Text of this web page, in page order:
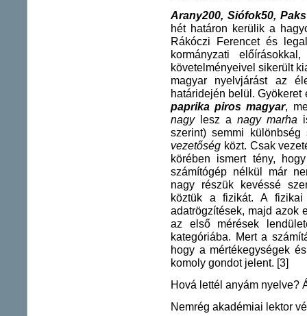
Arany200, Siófok50,
hét határon kerülik a
Rákóczi Ferencet és
kormányzati
követelményeivel sikerült
magyar nyelvjárást az
határidején belül. Gyökeret
paprika piros magyar,
nagylesz a nagy marha
szerint) semmi
vezetőség közt. Csak
körében ismert tény,
számítógép nélkül már
nagy részük kevéssé
köztük a fizikát. A fizikai
adatrögzítések, majd azok
az első mérések
kategóriába. Mert a
hogy a mértékegységek
komoly gondot jelent. [3]
Hová lettél anyám nyelve?
Nemrég akadémiai lektor